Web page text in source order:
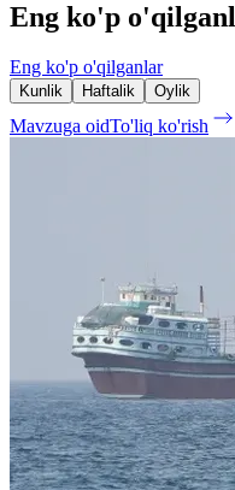
Eng ko'p
Eng ko'p o'qilganlar
Kunlik Haftalik Oylik
Mavzuga oidTo'liq ko'rish